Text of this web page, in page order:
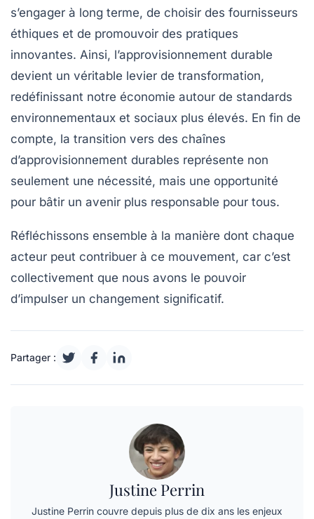
s’engager à long terme, de choisir des fournisseurs
éthiques et de promouvoir des pratiques
innovantes. Ainsi, l’approvisionnement durable
devient un véritable levier de transformation,
redéfinissant notre économie autour de standards
environnementaux et sociaux plus élevés. En fin de
compte, la transition vers des chaînes
d’approvisionnement durables représente non
seulement une nécessité, mais une opportunité
pour bâtir un avenir plus responsable pour tous.
Réfléchissons ensemble à la manière dont chaque
acteur peut contribuer à ce mouvement, car c’est
collectivement que nous avons le pouvoir
d’impulser un changement significatif.
Partager :
Justine Perrin
Justine Perrin couvre depuis plus de dix ans les enjeux